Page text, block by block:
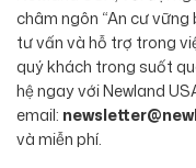
châm ngôn “An cư vững
tư vấn và hỗ trợ trong
quý khách trong suốt
hệ ngay với Newland
email:
và miễn phí.